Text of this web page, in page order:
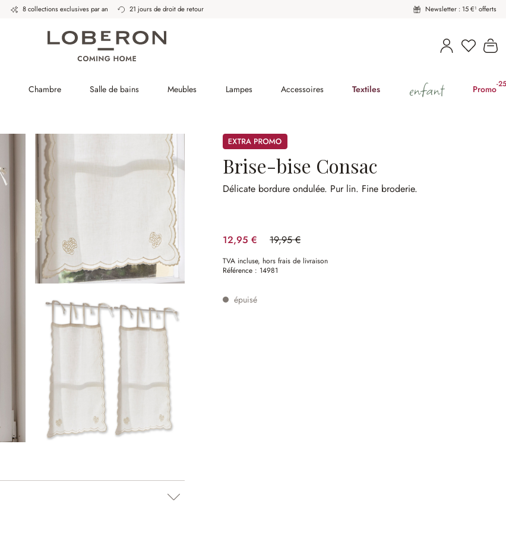
8 collections exclusives par an 21 jours de droit de retour Newsletter : 15 €¹ offerts
Vous
Chambre Salle de bains Meubles Lampes Accessoires Textiles enfant Promo-
Promos
Brise-bise Consac
Délicate bordure ondulée. Pur lin. Fine broderie.
12,95 € 19,95 €
(35.09%spared)
TVA incluse, hors frais de livraison
Référence : 14981
épuisé